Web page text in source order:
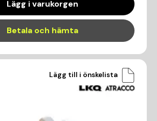
Lägg i varukorgen
Betala och hämta
Lägg till i önskelista